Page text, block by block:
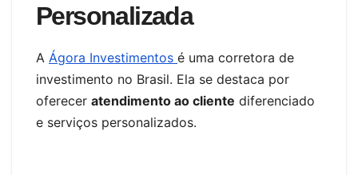
Personalizada
A Ágora Investimentos é uma corretora de
investimento no Brasil. Ela se destaca por
oferecer atendimento ao cliente diferenciado
e serviços personalizados.